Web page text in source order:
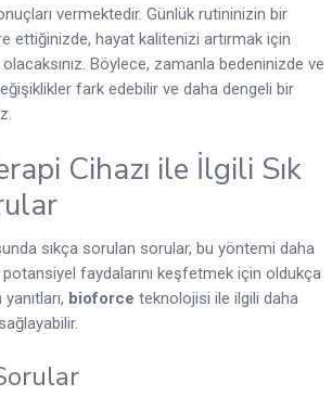
vermektedir. Günlük rutininizin bir
ettiğinizde, hayat kalitenizi artırmak için
Böylece, zamanla bedeninizde ve
fark edebilir ve daha dengeli bir
Cihazı ile İlgili Sık
sıkça sorulan sorular, bu yöntemi daha
faydalarını keşfetmek için oldukça
bioforce teknolojisi ile ilgili daha